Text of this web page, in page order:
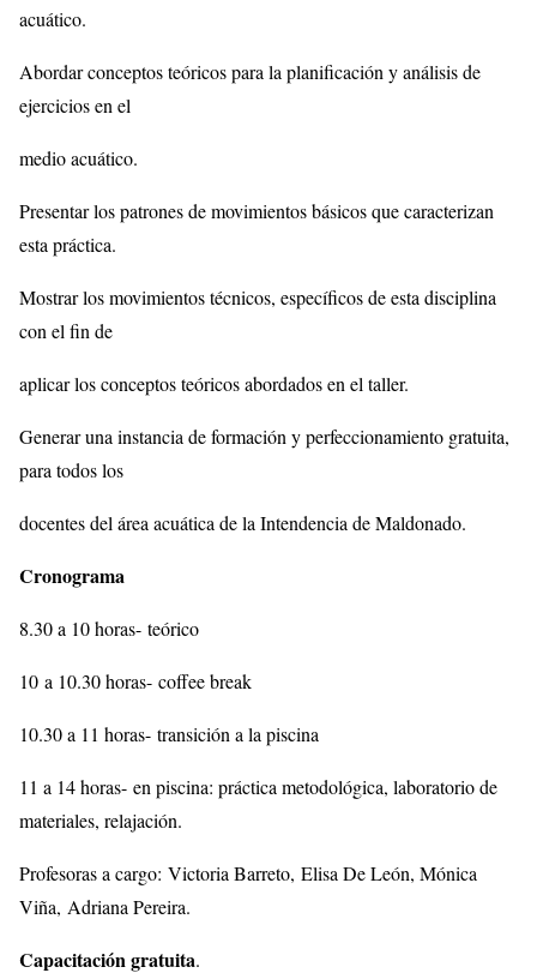
acuático.
Abordar conceptos teóricos para la planificación y análisis de
ejercicios en el
medio acuático.
Presentar los patrones de movimientos básicos que caracterizan
esta práctica.
Mostrar los movimientos técnicos, específicos de esta disciplina
con el fin de
aplicar los conceptos teóricos abordados en el taller.
Generar una instancia de formación y perfeccionamiento gratuita,
para todos los
docentes del área acuática de la Intendencia de Maldonado.
Cronograma
8.30 a 10 horas- teórico
10 a 10.30 horas- coffee break
10.30 a 11 horas- transición a la piscina
11 a 14 horas- en piscina: práctica metodológica, laboratorio de
materiales, relajación.
Profesoras a cargo: Victoria Barreto, Elisa De León, Mónica
Viña, Adriana Pereira.
Capacitación gratuita.